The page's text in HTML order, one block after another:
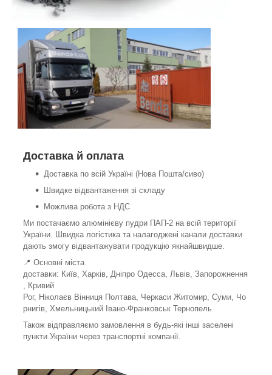
Доставка й оплата
Доставка по всій Україні (Нова Пошта/сиво)
Швидке відвантаження зі складу
Можлива робота з НДС
Ми постачаємо алюмінієву пудри ПАП-2 на всій території
України. Швидка логістика та налагоджені канали доставки
дають змогу відвантажувати продукцію якнайшвидше.
📍 Основні міста
доставки: Київ, Харків, Дніпро Одесса, Львів, Запорожнення
, Кривий
Рог, Ніколаєв Вінниця Полтава, Черкаси Житомир, Суми, Чо
рнигів, Хмельницький Івано-Франковськ Тернопель
Також відправляємо замовлення в будь-які інші заселені
пункти України через транспортні компанії.